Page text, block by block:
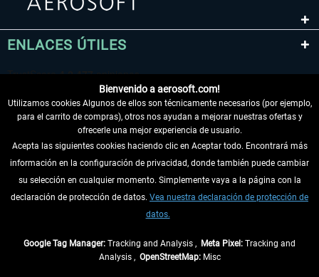
ENLACES ÚTILES
DESISTIR DEL CONTRATO
INFORMACIÓN
Bienvenido a aerosoft.com!
Utilizamos cookies Algunos de ellos son técnicamente necesarios (por ejemplo,
para el carrito de compras), otros nos ayudan a mejorar nuestras ofertas y
ofrecerle una mejor experiencia de usuario.
Acepta las siguientes cookies haciendo clic en Aceptar todo. Encontrará más
información en la configuración de privacidad, donde también puede cambiar
su selección en cualquier momento. Simplemente vaya a la página con la
declaración de protección de datos. Vea nuestra declaración de protección de
datos.
Google Tag Manager: Tracking and Analysis , Meta Pixel: Tracking and
Analysis , OpenStreetMap:Misc